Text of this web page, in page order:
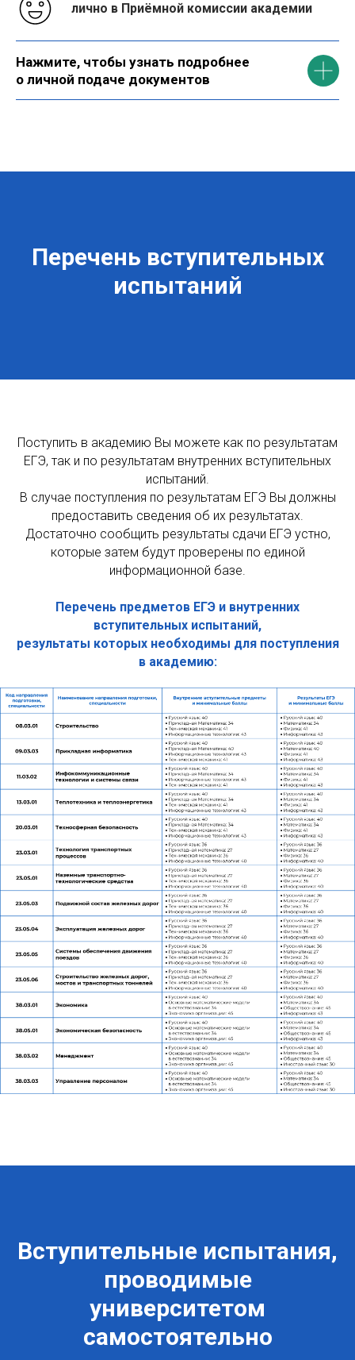
лично в Приёмной комиссии академии
Нажмите, чтобы узнать подробнее
о личной подаче документов
Перечень вступительных
испытаний
Поступить в академию Вы можете как по результатам
ЕГЭ, так и по результатам внутренних вступительных
испытаний.
В случае поступления по результатам ЕГЭ Вы должны
предоставить сведения об их результатах.
Достаточно сообщить результаты сдачи ЕГЭ устно,
которые затем будут проверены по единой
информационной базе.
Перечень предметов ЕГЭ и внутренних
вступительных испытаний,
результаты которых необходимы для поступления
в академию:
Вступительные испытания,
проводимые
университетом
самостоятельно